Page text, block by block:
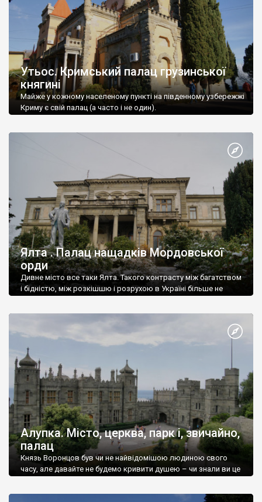
Утьос. Кримський палац грузинської
княгині
Майже у кожному населеному пункті на південному узбережжі
Криму є свій палац (а часто і не один).
Ялта . Палац нащадків Мордовської
орди
Дивне місто все таки Ялта. Такого контрасту між багатством
і бідністю, між розкішшю і розрухою в Україні більше не
Алупка. Місто, церква, парк і, звичайно,
палац
Князь Воронцов був чи не найвідомішою людиною свого
часу, але давайте не будемо кривити душею – чи знали ви це